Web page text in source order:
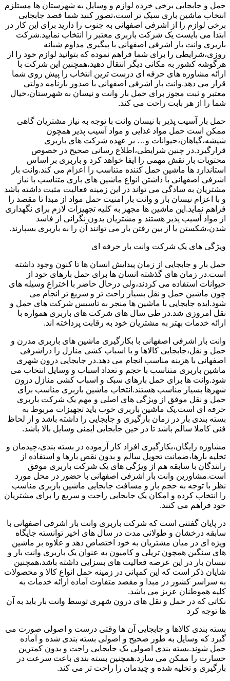
حمل و جابجایی برخی خرده لوازم و وسایل به شهرستان ها مستلزم
انتخاب ماشین باری سبک تر است،تصور کنید شما قصد جابجایی
برخی لوازم را از اشرفی اصفهانی به جنوب را دارید برای این کار در
ابتدا می بایست یک شرکت باربری معتبر را انتخاب نمایید.شرکت
باربری وانت بار اشرفی اصفهانی با پیگیری مداوم شبانه
روزی،شرایطی را برای شما فراهم نموده که بتوانید لوازم خود را از
هرگوشه کشور به مکانی دیگر انتقال دهید،همچنین این شرکت با
ارائه مشاوره های حرفه ای درست ترین انتخاب را پیش روی شما
قرار می دهد.وانت بار اشرفی اصفهانی با صدور بارنامه دولتی
معتبر و ثبت مجوز برای حمل بار وانت و نیسان به شهرستان،خیال
شما را از هر بابت راحت می کند.
حمل بار آسیب پذیر با نیسان وانت با توجه به نیاز مشتریان گاهی
ممکن است حمل مواد غذایی و مواد آسیب پذیر همچون
شیشه،گیاهان،حیوانات و… بر عهده شرکت های باربری
قرارگیرد.در چنین شرایطی،اطلاع رسانی صحیح در خصوص
محتویات بار نقش مهمی را ایفا خواهد کرد و باربری بر اساس
استاندارد ها ماشین حمل کننده متناسب را اعزام می کند.وانت بار
اشرفی اصفهانی با داشتن انواع ماشین های باری متناسب با نیاز
مشتریان به سادگی می تواند در این زمینه فعالیت مثبت داشته باشد
و با اعزام نیسان بار و وانت بار امنیت حمل مواد از مبدا تا مقصد را
فراهم نماید.این ماشین ها مجهز به کلیه تجهیزات لازم برای نگهداری
از مواد آسیب پذیر هستند و مشتریان بدون نگرانی از فاسد
شدن،شکستن یا از بین رفتن بار می توانند آن را به باربری بسپارند.
ویژگی های یک شرکت وانت بار حرفه ای
حمل بار و جابجایی از زمان پیدایش انسان ها تا کنون وجود داشته
است.در زمان های گذشته انسان ها برای حمل بارهای خود از
حیوانات استفاده می کردند،ولی درحال حاضر با اختراع وسیله های
چون ماشین حمل و نقل بسیار راحت تر و سریع تر انجام می
شود.ایده جابجایی با ماشین ها منجر به تاسیس شرکت های حمل و
نقل امروزی شد.در طی سال های شرکت های باربری همواره با
ارائه خدمات بهتر به مشتریان خود به رقابت پرداخته اند.
وانت بار اشرفی اصفهانی با بکارگیری ماشین های باربری مدرن و
حمل و نقل،جابجایی کالاها و یا اسباب کشی منازل را دراشرفی
اصفهانی با هزینه مناسب انجام می دهد.در جابجایی درون شهری
ماشین باربری متناسب با حجم و تعداد اسباب و وسایل انتخاب می
شود.وانت ها برای حمل بارهای سبک و اسباب کشی منازل درون
شهرها بسیار مناسب هستند.انتخاب ماشین باربری مناسب برای
حمل و نقل موفق از ویژگی های اصلی و مهم یک شرکت باربری
حرفه ای است.یک ماشین باربری خوب باید تجهیزات مربوط به
بسته بندی بار در زمان بارگیری و جابجایی را داشته باشد و از لحاظ
فنی کاملا سالم باشد تا در حین جابجایی ایمنی وسایل بالا باشد.
مشاوره رایگان،بکارگیری افراد کار آزموده در بسته بندی،چیدمان و
تخلیه بارها،ضمانت تحویل سالم و بدون نقص بارها و استفاده از
رانندگان با سابقه هم از ویژگی های یک شرکت باربری موفق
است.مشاورین وانت بار اشرفی اصفهانی با حضور در محل مورد
نظر با توجه به حجم بار و مسافت جابجایی ماشین باربری مناسب
را انتخاب کرده و امکان یک جابجایی راحت و سریع را برای مشتریان
خود فراهم می کنند.
در پایان گفتنی است که شرکت باربری وانت بار اشرفی اصفهانی با
سابقه درخشان و طولانی مدت در سال های اخیر توانسته جایگاه
ویژه ای در میان مشتریان به خود اختصاص دهد و علاوه بر ماشین
های سنگین همچون تریلی و کامیون به عنوان یک باربری وانت بار و
نیسان بار در این عرصه فعالیت های بسزایی داشته باشد،همچنین
شایان ذکر است که این کمپانی در زمینه حمل انواع کالا و محصولات
به سراسر کشور در مبدا و مقصد متفاوت آماده ارائه خدمات به
کلیه هموطنان عزیز می باشد.
نکاتی که در حمل و نقل های درون شهری توسط وانت بار باید به آن
ها توجه کرد
بسته بندی کالاها و جابجایی آن ها وقتی درست و اصولی صورت می
گیرد که وسایل به طور صحیح و اصولی بسته بندی شده و آماده
حمل شوند.بسته بندی اصولی یک جابجایی راحت و بدون کمترین
خسارت را ممکن می سازد.همچنین بسته بندی باعث سرعت در
بارگیری و تخلیه شده و چیدمان را راحت تر می کند.